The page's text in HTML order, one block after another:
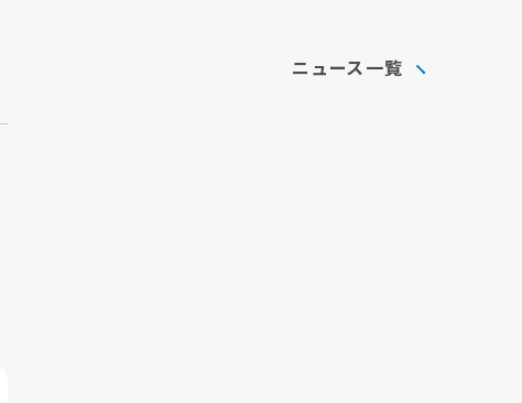
ニュース一覧